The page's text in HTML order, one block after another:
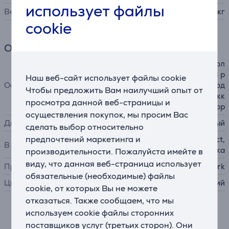
использует файлы
cookie
Наш веб-сайт использует файлы cookie
Чтобы предложить Вам наилучший опыт от
просмотра данной веб-страницы и
осуществления покупок, мы просим Вас
сделать выбор относительно
предпочтений маркетинга и
производительности. Пожалуйста имейте в
виду, что данная веб-страница использует
обязательные (необходимые) файлы
cookie, от которых Вы не можете
отказаться. Также сообщаем, что мы
используем cookie файлы сторонних
поставщиков услуг (третьих сторон). Они
Вес 2,65 кг
Общий параметр
Особенности
распознавание пола, технол
огия Anti Hair Wrap Plus, 3 р
ежима мощности, светодиод
ная подсветка, съемный акк
умулятор
Дисплей
светодиодный
В комплекте
насадка Shark FloorDetect,
щелевая насадка
Производитель
Shark
Цвет
белый, синий
Описание